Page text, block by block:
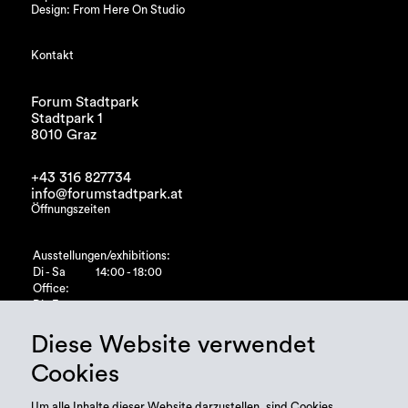
Design: From Here On Studio
Kontakt
Forum Stadtpark
Stadtpark 1
8010 Graz
+43 316 827734
info@forumstadtpark.at
Öffnungszeiten
Ausstellungen/exhibitions:
Di - Sa
14:00 - 18:00
Office:
Diese Website verwendet
Cookies